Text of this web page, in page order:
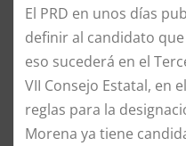
El PRD en unos días
definir al candidato
eso sucederá en el
VII Consejo Estatal, en
reglas para la
Morena ya tiene